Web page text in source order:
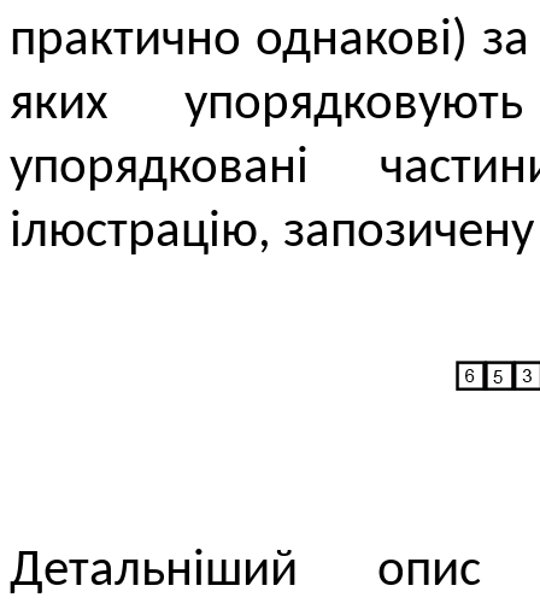
практично однакові)
яких
упорядковані
ілюстрацію,
Детальніший